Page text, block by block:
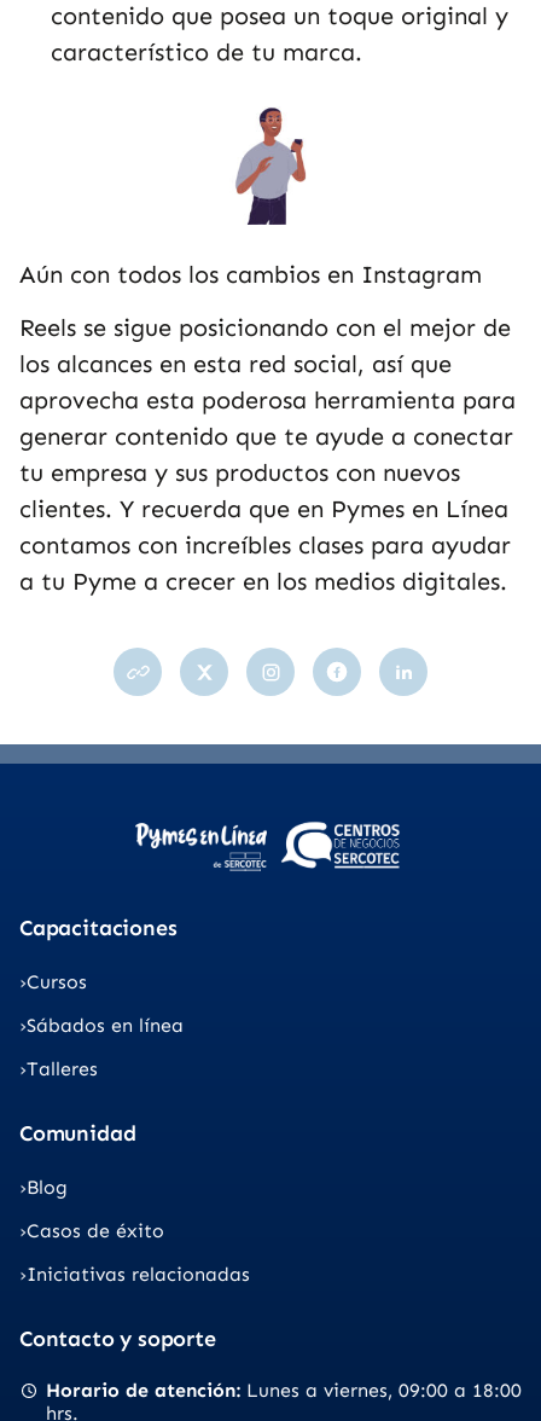
contenido que posea un toque original y
característico de tu marca.
Aún con todos los cambios en Instagram
Reels se sigue posicionando con el mejor de
los alcances en esta red social, así que
aprovecha esta poderosa herramienta para
generar contenido que te ayude a conectar
tu empresa y sus productos con nuevos
clientes. Y recuerda que en Pymes en Línea
contamos con increíbles clases para ayudar
a tu Pyme a crecer en los medios digitales.
Capacitaciones
Cursos
Sábados en línea
Talleres
Comunidad
Blog
Casos de éxito
Iniciativas relacionadas
Contacto y soporte
Horario de atención Lunes a viernes 09:00 a 18:00
hrs.